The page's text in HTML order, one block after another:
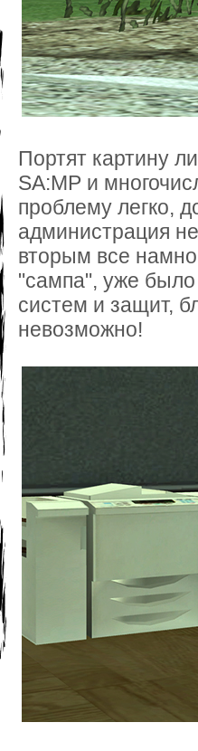
Портят картину
SA:MP и
проблему легко,
администрация
вторым все
"сампа", уже
систем и защит,
невозможно!